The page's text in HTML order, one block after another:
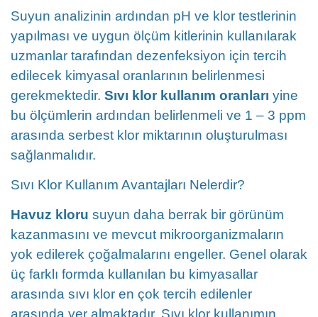
Suyun analizinin ardından pH ve klor testlerinin
yapılması ve uygun ölçüm kitlerinin kullanılarak
uzmanlar tarafından dezenfeksiyon için tercih
edilecek kimyasal oranlarının belirlenmesi
gerekmektedir. Sıvı klor kullanım oranları yine
bu ölçümlerin ardından belirlenmeli ve 1 – 3 ppm
arasında serbest klor miktarının oluşturulması
sağlanmalıdır.
Sıvı Klor Kullanım Avantajları Nelerdir?
Havuz kloru suyun daha berrak bir görünüm
kazanmasını ve mevcut mikroorganizmaların
yok edilerek çoğalmalarını engeller. Genel olarak
üç farklı formda kullanılan bu kimyasallar
arasında sıvı klor en çok tercih edilenler
arasında yer almaktadır. Sıvı klor kullanımın